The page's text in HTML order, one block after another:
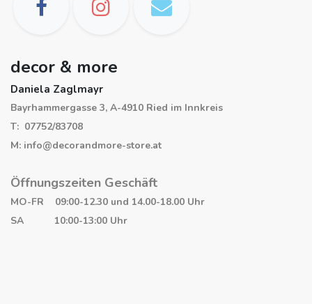
decor & more
Daniela Zaglmayr
Bayrhammergasse 3, A-4910 Ried im Innkreis
T: 07752/83708
M: info@decorandmore-store.at
Öffnungszeiten Geschäft
MO-FR 09:00-12.30 und 14.00-18.00 Uhr
SA 10:00-13:00 Uhr